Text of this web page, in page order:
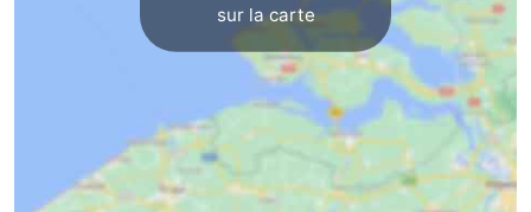
bos
Vlissingen
sur la carte